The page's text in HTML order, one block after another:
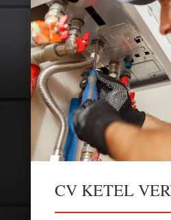
CV KETEL